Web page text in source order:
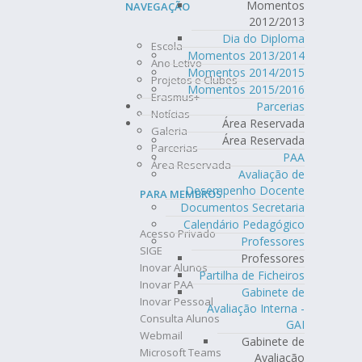
Momentos
2012/2013
Dia do Diploma
Momentos 2013/2014
Momentos 2014/2015
Momentos 2015/2016
Parcerias
Área Reservada
Área Reservada
PAA
Avaliação de
Desempenho Docente
Documentos Secretaria
Calendário Pedagógico
Professores
Professores
Partilha de Ficheiros
Gabinete de
Avaliação Interna -
GAI
Gabinete de
Avaliação
NAVEGAÇÃO
Escola
Ano Letivo
Projetos e Clubes
Erasmus+
Notícias
Galeria
Parcerias
Área Reservada
PARA MEMBROS
Acesso Privado
SIGE
Inovar Alunos
Inovar PAA
Inovar Pessoal
Consulta Alunos
Webmail
Microsoft Teams